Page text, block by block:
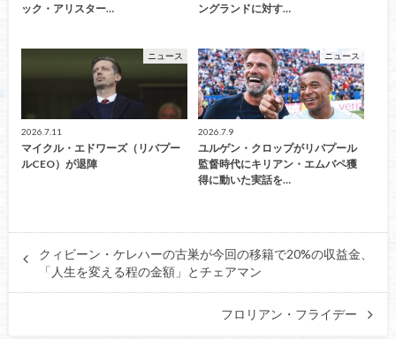
ック・アリスター…
ングランドに対す…
ニュース
2026.7.11
マイクル・エドワーズ（リバプー
ルCEO）が退陣
ニュース
2026.7.9
ユルゲン・クロップがリバプール
監督時代にキリアン・エムバペ獲
得に動いた実話を…
クィビーン・ケレハーの古巣が今回の移籍で20%の収益金、
「人生を変える程の金額」とチェアマン
フロリアン・フライデー